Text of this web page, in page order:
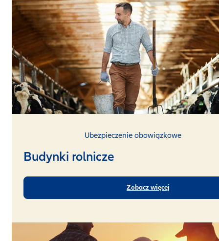
Ubezpieczenie obowiązkowe
Budynki rolnicze
Zobacz więcej